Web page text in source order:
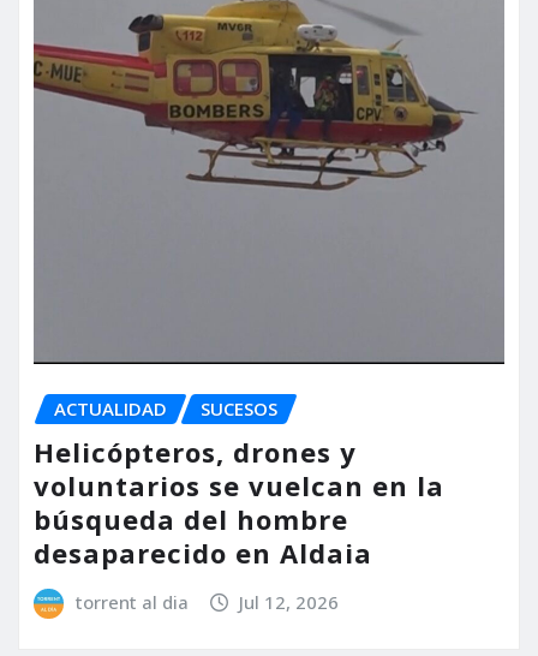
ACTUALIDAD SUCESOS
Helicópteros, drones y
voluntarios se vuelcan en la
búsqueda del hombre
desaparecido en Aldaia
torrent al dia Jul 12, 2026